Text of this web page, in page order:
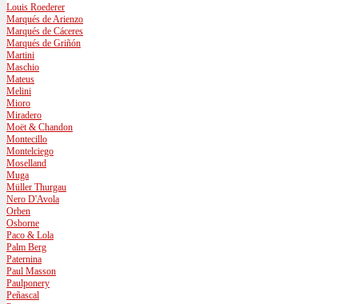
Louis Roederer
Marqués de Arienzo
Marqués de Cáceres
Marqués de Griñón
Martini
Maschio
Mateus
Melini
Mioro
Miradero
Moët & Chandon
Montecillo
Montelciego
Moselland
Muga
Müller Thurgau
Nero D'Avola
Orben
Osborne
Paco & Lola
Palm Berg
Paternina
Paul Masson
Paulponery
Peñascal